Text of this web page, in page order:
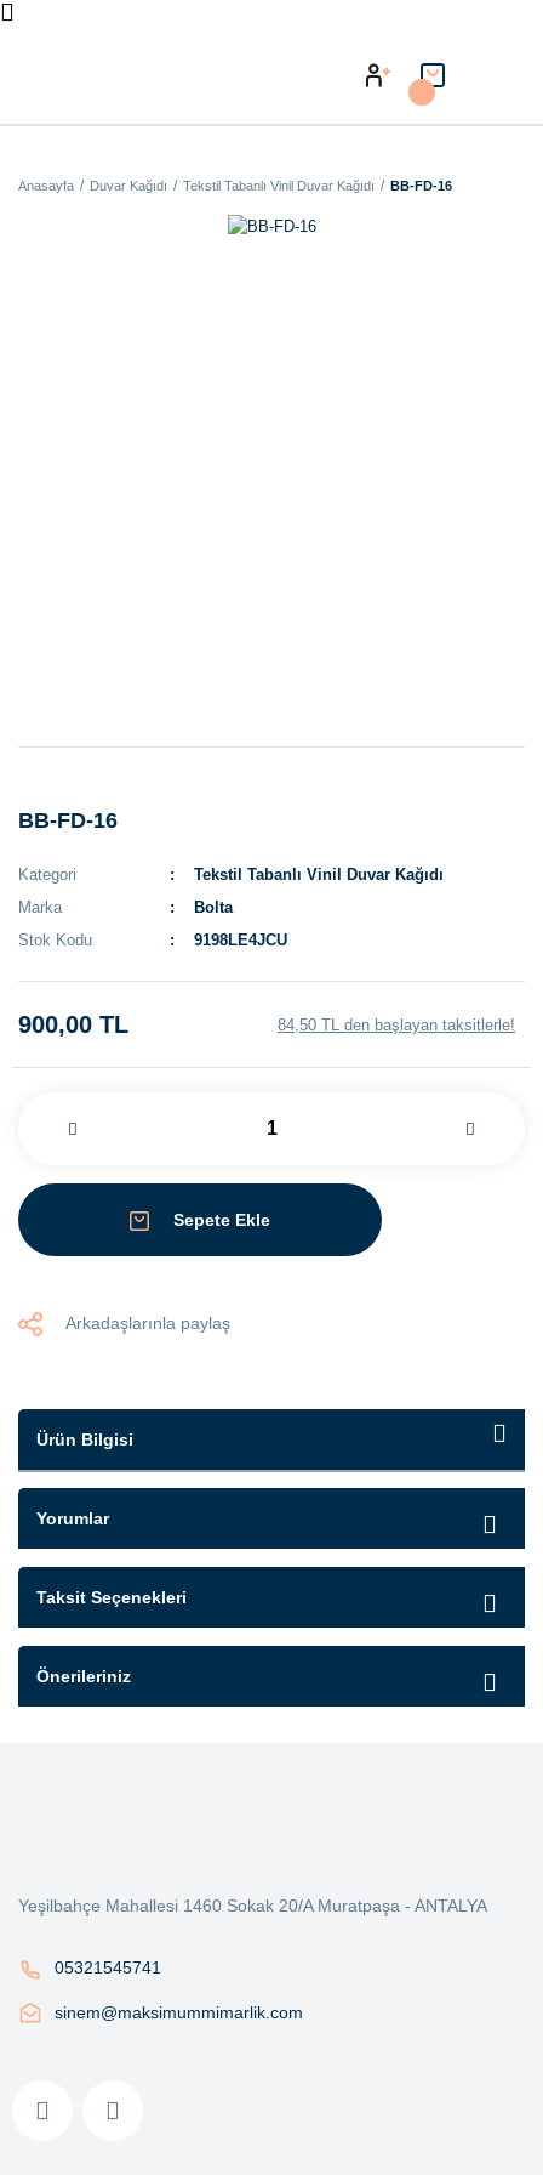
Anasayfa Duvar Kağıdı Tekstil Tabanlı Vinil Duvar Kağıdı BB-FD-16
BB-FD-16
Kategori
Tekstil Tabanlı Vinil Duvar Kağıdı
Marka
Bolta
Stok Kodu
9198LE4JCU
900,00 TL 84,50 TL den başlayan taksitlerle!
Sepete Ekle
Arkadaşlarınla paylaş
Ürün Bilgisi
Yorumlar
Taksit Seçenekleri
Önerileriniz
Yeşilbahçe Mahallesi 1460 Sokak 20/A Muratpaşa - ANTALYA
05321545741
sinem@maksimummimarlik.com